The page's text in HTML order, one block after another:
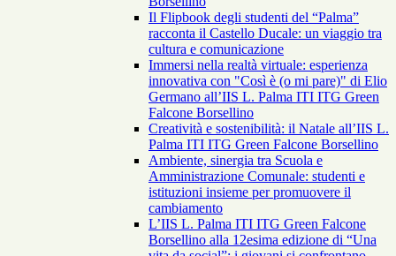
Il Flipbook degli studenti del “Palma”
racconta il Castello Ducale: un viaggio tra
cultura e comunicazione
Immersi nella realtà virtuale: esperienza
innovativa con "Così è (o mi pare)" di Elio
Germano all’IIS L. Palma ITI ITG Green
Falcone Borsellino
Creatività e sostenibilità: il Natale all’IIS L.
Palma ITI ITG Green Falcone Borsellino
Ambiente, sinergia tra Scuola e
Amministrazione Comunale: studenti e
istituzioni insieme per promuovere il
cambiamento
L’IIS L. Palma ITI ITG Green Falcone
Borsellino alla 12esima edizione di “Una